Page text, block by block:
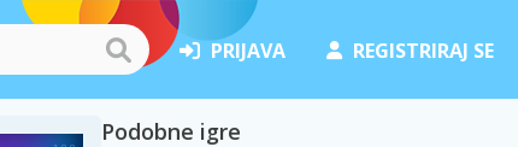
PRIJAVA REGISTRIRAJ SE
Podobne igre